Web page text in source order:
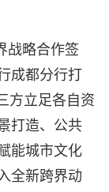
战略合作签
成都分行打
方立足各自资
打造、公共
能城市文化
全新跨界动